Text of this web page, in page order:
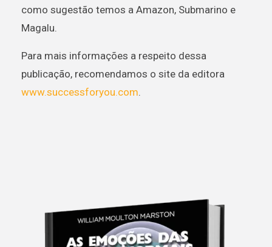
como sugestão temos a Amazon, Submarino e
Magalu.
Para mais informações a respeito dessa
publicação, recomendamos o site da editora
www.successforyou.com.